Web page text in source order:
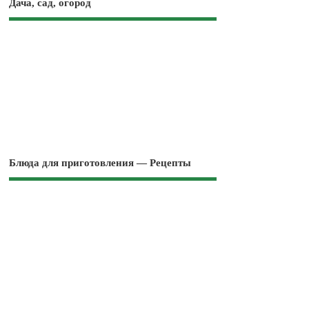
Дача, сад, огород
Блюда для приготовления — Рецепты